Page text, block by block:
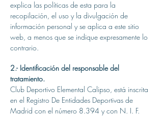
explica las políticas de esta para la
recopilación, el uso y la divulgación de
información personal y se aplica a este sitio
web, a menos que se indique expresamente lo
contrario.
2.- Identificación del responsable del
tratamiento.
Club Deportivo Elemental Calipso, está inscrita
en el Registro De Entidades Deportivas de
Madrid con el número 8.394 y con N. I. F.